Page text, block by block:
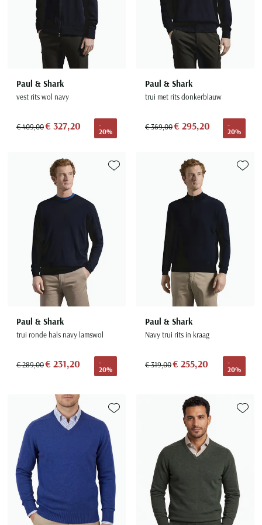
Paul & Shark
vest rits wol navy
€ 409,00€ 327,20
-
20%
Paul & Shark
trui met rits donkerblauw
€ 369,00€ 295,20
-
20%
Paul & Shark
trui ronde hals navy lamswol
€ 289,00€ 231,20
-
20%
Toevoegen aan favorieten
Paul & Shark
Navy trui rits in kraag
€ 319,00€ 255,20
-
20%
Toevoegen aan favorieten